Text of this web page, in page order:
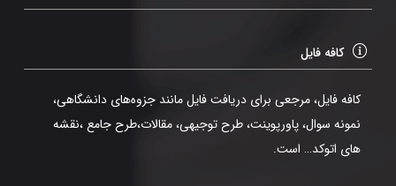
کافه فایل
کافه فایل، مرجعی برای دریافت فایل مانند جزوه‌های دانشگاهی،
نمونه سوال، پاورپوینت، طرح توجیهی، مقالات،طرح جامع ،نقشه
های اتوکد… است.